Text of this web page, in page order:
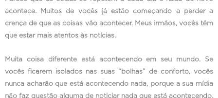
acontece. Muitos de vocês já estão começando a perder a
crença de que as coisas vão acontecer. Meus irmãos, vocês têm
que estar mais atentos às notícias.
Muita coisa diferente está acontecendo em seu mundo. Se
vocês ficarem isolados nas suas “bolhas” de conforto, vocês
nunca acharão que está acontecendo nada, porque a sua mídia
não faz questão alguma de noticiar nada que está acontecendo.